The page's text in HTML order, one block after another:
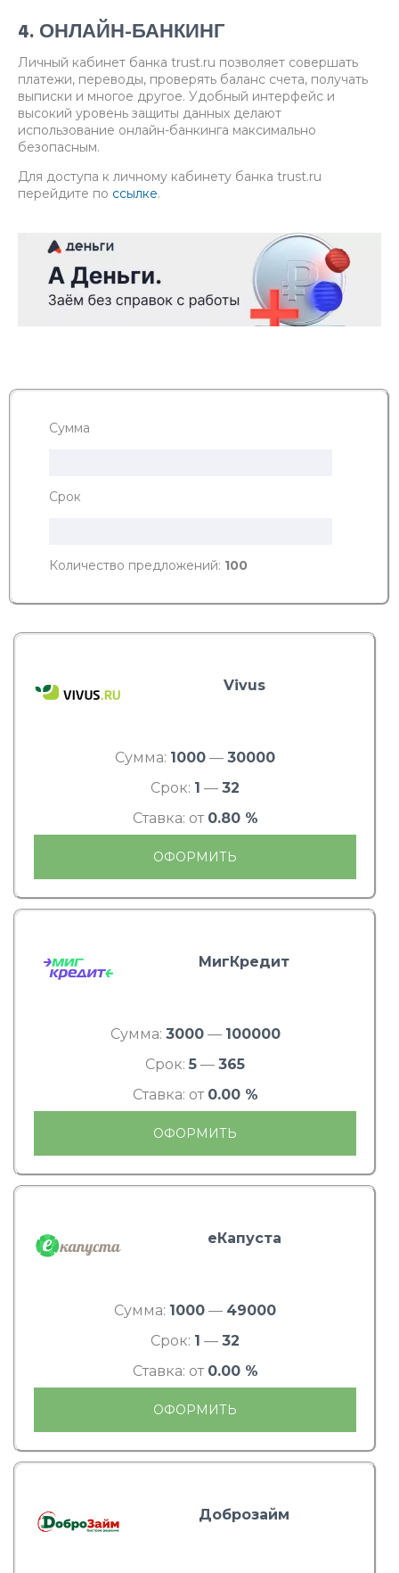
4. ОНЛАЙН-БАНКИНГ
Личный кабинет банка trust.ru позволяет совершать
платежи, переводы, проверять баланс счета, получать
выписки и многое другое. Удобный интерфейс и
высокий уровень защиты данных делают
использование онлайн-банкинга максимально
безопасным.
Для доступа к личному кабинету банка trust.ru
перейдите по ссылке.
Сумма
Срок
Количество предложений: 100
Vivus
Сумма: 1000 — 30000
Срок: 1 — 32
Ставка: от 0.80 %
ОФОРМИТЬ
МигКредит
Сумма: 3000— 100000
Срок: 5 — 365
Ставка: от 0.00 %
ОФОРМИТЬ
еКапуста
Сумма: 1000 — 49000
Срок: 1 — 32
Ставка: от 0.00 %
ОФОРМИТЬ
Доброзайм